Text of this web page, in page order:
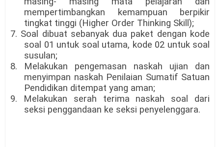
mempertimbangkan kemampuan berpikir
tingkat tinggi (Higher Order Thinking Skill);
7. Soal dibuat sebanyak dua paket dengan kode
soal 01 untuk soal utama, kode 02 untuk soal
susulan;
8. Melakukan pengemasan naskah ujian dan
menyimpan naskah Penilaian Sumatif Satuan
Pendidikan ditempat yang aman;
9. Melakukan serah terima naskah soal dari
seksi penggandaan ke seksi penyelenggara.